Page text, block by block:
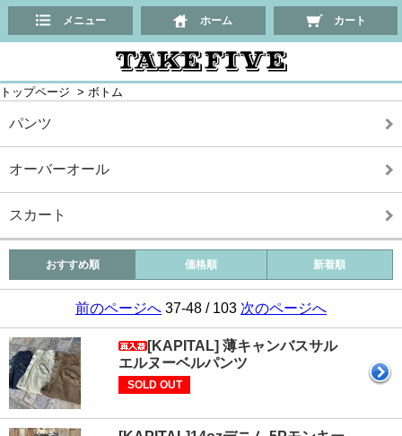
メニュー ホーム カート
トップページ > ボトム
パンツ
オーバーオール
スカート
おすすめ順 価格順 新着順
前のページへ 37-48 / 103 次のページへ
[KAPITAL] 薄キャンバスサル
エルヌーベルパンツ
SOLD OUT